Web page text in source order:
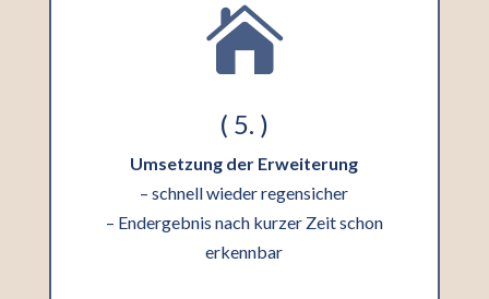

( 5. )
Umsetzung der Erweiterung
– schnell wieder regensicher
– Endergebnis nach kurzer Zeit schon
erkennbar